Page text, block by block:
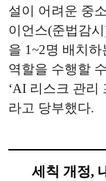
설이 어려운 중
이언스(준법감
을 1~2명 배치
역할을 수행할
‘AI 리스크 관리
라고 당부했다.
세칙 개정,